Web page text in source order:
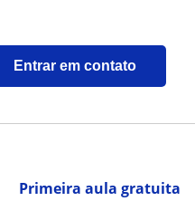
Entrar em contato
Primeira aula gratuita